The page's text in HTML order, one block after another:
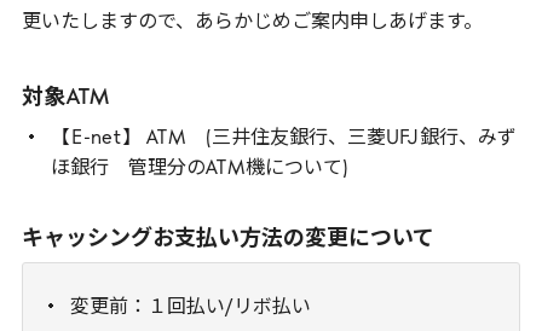
更いたしますので、あらかじめご案内申しあげます。
対象ATM
【 E-net】 ATM (三井住友銀行、三菱UFJ銀行、みず
ほ銀行 管理分のATM機について)
キャッシングお支払い方法の変更について
変更前：１回払い/リボ払い